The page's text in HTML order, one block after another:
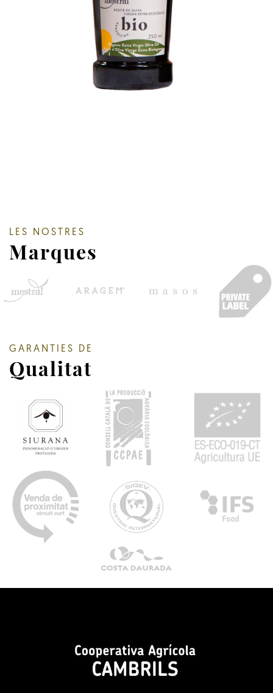
LES NOSTRES
Marques
GARANTIES DE
Qualitat